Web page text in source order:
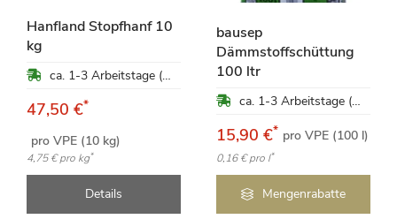
Hanfland Stopfhanf 10
kg
ca. 1-3 Arbeitstage (Mo-Fr)
47,50 €*
pro VPE (10 kg)
4,75 €pro kg*
Details
bausep
Dämmstoffschüttung
100 ltr
ca. 1-3 Arbeitstage (Mo-Fr)
15,90 €* pro VPE (100 l)
0,16 €pro l*
Mengenrabatte